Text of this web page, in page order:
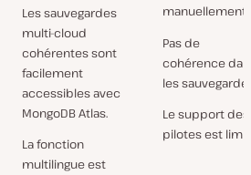
Les sauvegardes
multi-cloud
cohérentes sont
facilement
accessibles avec
MongoDB Atlas.
La fonction
multilingue est
manuellement.
Pas de
cohérence
les
Le support des
pilotes est